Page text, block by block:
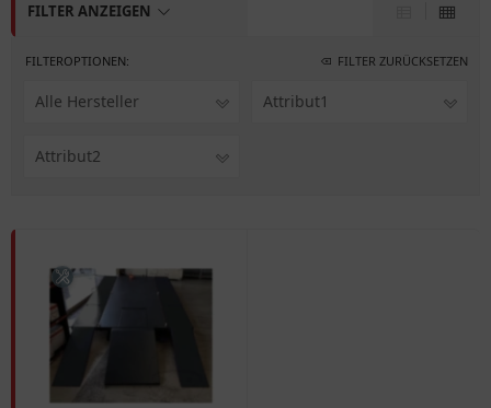
FILTER ANZEIGEN
FILTEROPTIONEN: FILTER ZURÜCKSETZEN
Alle Hersteller Attribut1
Attribut2